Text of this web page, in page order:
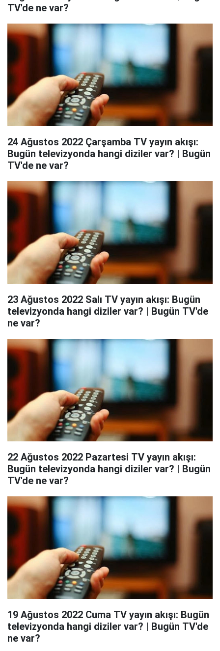
TV'de ne var?
24 Ağustos 2022 Çarşamba TV yayın akışı:
Bugün televizyonda hangi diziler var? | Bugün
TV'de ne var?
23 Ağustos 2022 Salı TV yayın akışı: Bugün
televizyonda hangi diziler var? | Bugün TV'de
ne var?
22 Ağustos 2022 Pazartesi TV yayın akışı:
Bugün televizyonda hangi diziler var? | Bugün
TV'de ne var?
19 Ağustos 2022 Cuma TV yayın akışı: Bugün
televizyonda hangi diziler var? | Bugün TV'de
ne var?